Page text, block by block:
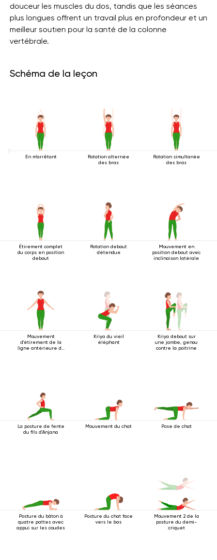
douceur les muscles du dos, tandis que les séances
plus longues offrent un travail plus en profondeur et un
meilleur soutien pour la santé de la colonne
vertébrale.
Schéma de la leçon
En m'arrêtant
Rotation alternée
des bras
Rotation simultanée
des bras
Étirement complet
du corps en position
debout
Rotation debout
détendue
Mouvement en
position debout avec
inclinaison latérale
Mouvement
d'étirement de la
ligne antérieure du
Kriya du vieil
éléphant
Kriya debout sur
une jambe, genou
contre la poitrine
La posture de fente
du fils d'Anjana
Mouvement du chat Pose de chat
Posture du bâton à
quatre pattes avec
appui sur les coudes
Posture du chat face
vers le bas
Mouvement 2 de la
posture du demi-
criquet